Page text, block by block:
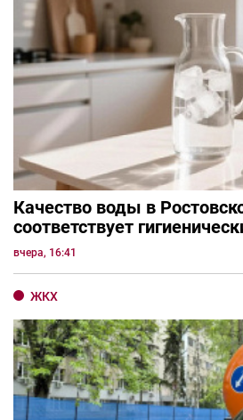
Качество воды в
соответствует
вчера, 16:41
ЖКХ